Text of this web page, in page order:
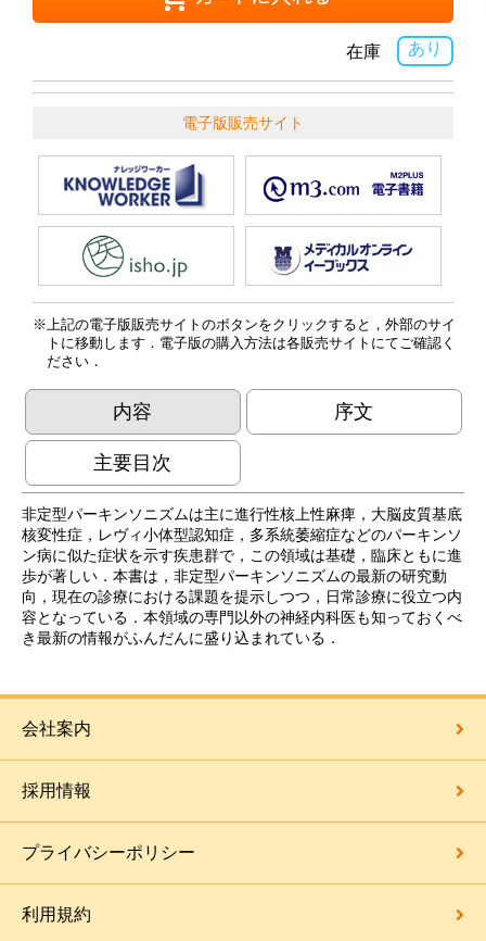
あり
在庫
電子版販売サイト
上記の電子版販売サイトのボタンをクリックすると，外部のサイ
トに移動します．電子版の購入方法は各販売サイトにてご確認く
ださい．
内容 序文
主要目次
非定型パーキンソニズムは主に進行性核上性麻痺，大脳皮質基底
核変性症，レヴィ小体型認知症，多系統萎縮症などのパーキンソ
ン病に似た症状を示す疾患群で，この領域は基礎，臨床ともに進
歩が著しい．本書は，非定型パーキンソニズムの最新の研究動
向，現在の診療における課題を提示しつつ，日常診療に役立つ内
容となっている．本領域の専門以外の神経内科医も知っておくべ
き最新の情報がふんだんに盛り込まれている．
会社案内
採用情報
プライバシーポリシー
利用規約